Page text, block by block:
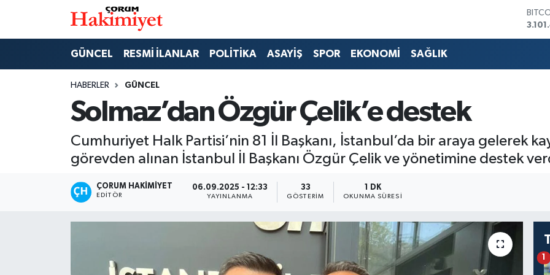
GÜNCEL RESMİ İLANLAR POLİTİKA ASAYİŞ SPOR EKONOMİ SAĞLIK
HABERLER GÜNCEL
Solmaz’dan Özgür Çelik’e destek
Cumhuriyet Halk Partisi’nin 81 İl Başkanı, İstanbul’da bir araya gelerek
görevden alınan İstanbul İl Başkanı Özgür Çelik ve yönetimine destek
ÇORUM HAKIMIYET
EDITÖR
06.09.2025 - 12:33
YAYINLANMA
33
GÖSTERIM
1 DK
OKUNMA SÜRESI
1
GÜNCEL
Nöbetçi Eczaneler
Çorum Namaz Vakitleri
Trafik Durumu
Tüm Manşetler